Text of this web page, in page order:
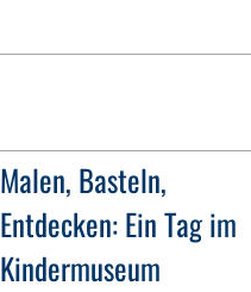
Malen, Basteln,
Entdecken: Ein Tag im
Kindermuseum